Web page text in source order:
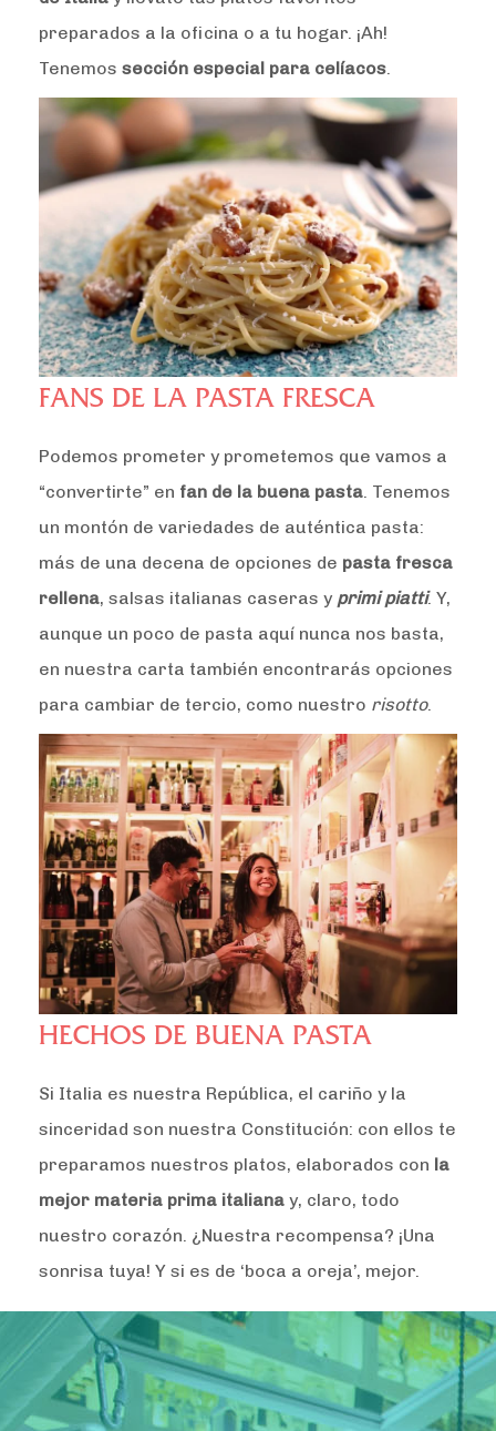
preparados a la oficina o a tu hogar. ¡Ah!
Tenemos sección especial para celíacos
FANS DE LA PASTA FRESCA
Podemos prometer y prometemos que vamos a
“convertirte” en fan de la buena pasta. Tenemos
un montón de variedades de auténtica pasta:
más de una decena de opciones de pasta fresca
rellena, salsas italianas caseras y primi piatti. Y,
aunque un poco de pasta aquí nunca nos basta,
en nuestra carta también encontrarás opciones
para cambiar de tercio, como nuestro risotto.
HECHOS DE BUENA PASTA
Si Italia es nuestra República, el cariño y la
sinceridad son nuestra Constitución: con ellos te
preparamos nuestros platos, elaborados con la
mejor materia prima italiana y, claro, todo
nuestro corazón. ¿Nuestra recompensa? ¡Una
sonrisa tuya! Y si es de ‘boca a oreja’, mejor.